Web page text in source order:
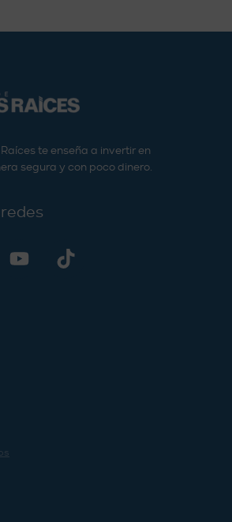
te enseña a invertir en
segura y con poco dinero.